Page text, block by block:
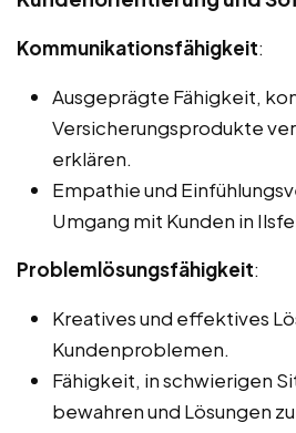
Kommunikationsfähigkeit:
Ausgeprägte Fähigkeit,
Versicherungsprodukte
erklären.
Empathie und
Umgang mit Kunden in
Problemlösungsfähigkeit:
Kreatives und effektives
Kundenproblemen.
Fähigkeit, in schwierigen
bewahren und Lösungen